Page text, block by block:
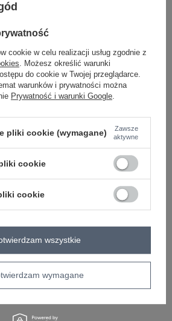
size 5906694064715
SIĘ I ZOBACZ CENĘ
cookie w celu realizacji usług zgodnie z
. Możesz określić warunki
do cookie w Twojej przeglądarce.
warunków i prywatności można
Prywatność i warunki Google
pliki cookie (wymagane)
Zawsze
aktywne
cookie
cookie
wymagane
wszystkie